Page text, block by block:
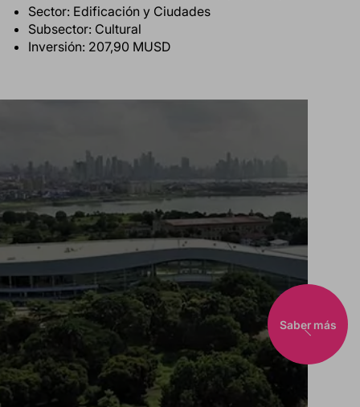
Saber más
Sector: Edificación y Ciudades
Subsector: Cultural
Inversión: 207,90 MUSD